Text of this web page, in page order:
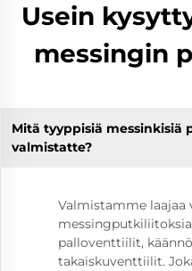
Usein
messingin
Mitä tyyppisiä
valmistatte?
Valmistamme laajaa
palloventtiilit,
takaiskuventtiilit.